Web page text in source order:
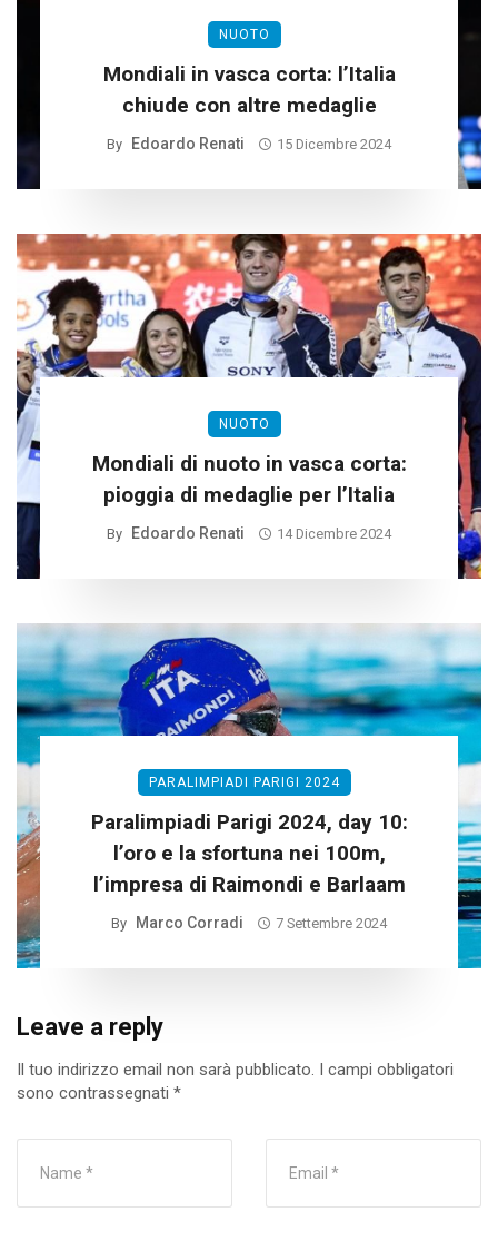
NUOTO
Mondiali in vasca corta: l’Italia
chiude con altre medaglie
By Edoardo Renati 15 Dicembre 2024
NUOTO
Mondiali di nuoto in vasca corta:
pioggia di medaglie per l’Italia
By Edoardo Renati 14 Dicembre 2024
PARALIMPIADI PARIGI 2024
Paralimpiadi Parigi 2024, day 10:
l’oro e la sfortuna nei 100m,
l’impresa di Raimondi e Barlaam
By Marco Corradi 7 Settembre 2024
Leave a reply
Il tuo indirizzo email non sarà pubblicato. I campi obbligatori
sono contrassegnati *